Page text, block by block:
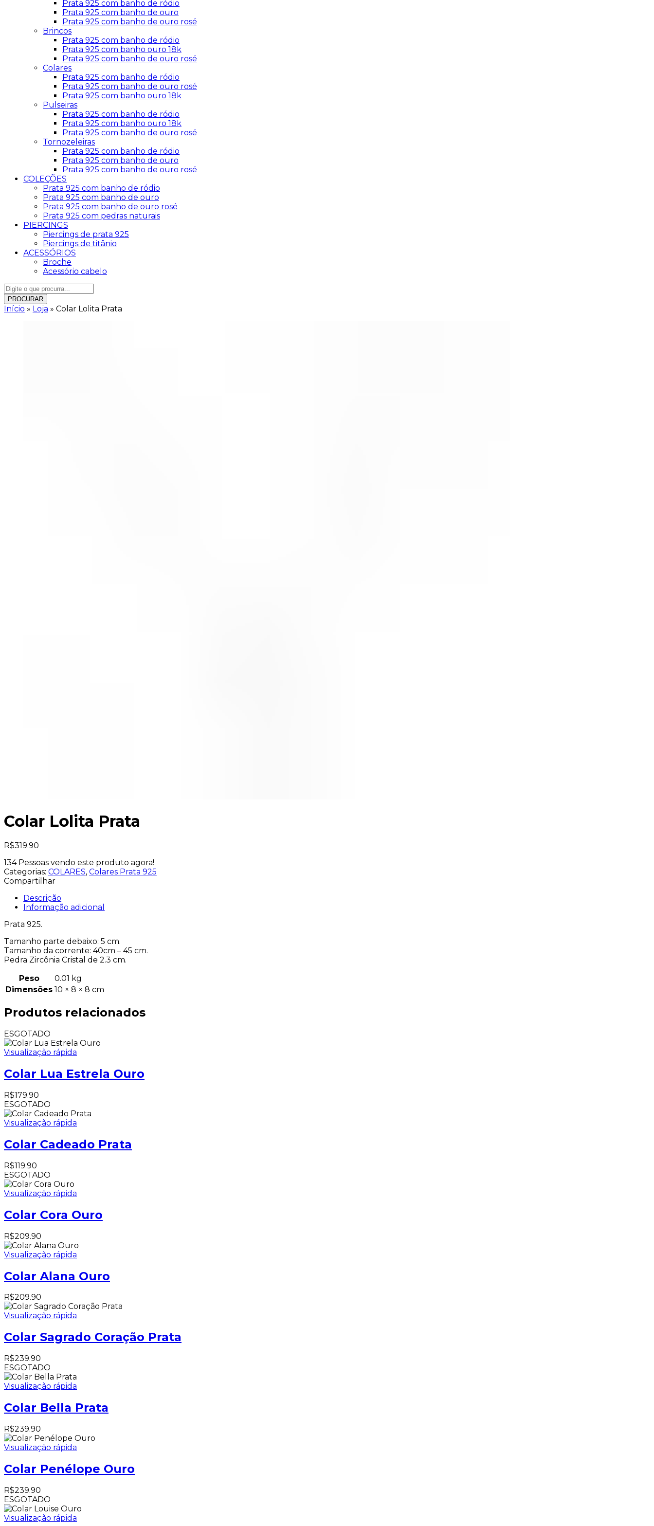
Prata 925 com banho de ródio
Prata 925 com banho de ouro
Prata 925 com banho de ouro rosé
Brincos
Prata 925 com banho de ródio
Prata 925 com banho ouro 18k
Prata 925 com banho de ouro rosé
Colares
Prata 925 com banho de ródio
Prata 925 com banho de ouro rosé
Prata 925 com banho ouro 18k
Pulseiras
Prata 925 com banho de ródio
Prata 925 com banho ouro 18k
Prata 925 com banho de ouro rosé
Tornozeleiras
Prata 925 com banho de ródio
Prata 925 com banho de ouro
Prata 925 com banho de ouro rosé
COLEÇÕES
Prata 925 com banho de ródio
Prata 925 com banho de ouro
Prata 925 com banho de ouro rosé
Prata 925 com pedras naturais
PIERCINGS
Piercings de prata 925
Piercings de titânio
ACESSÓRIOS
Broche
Acessório cabelo
PROCURAR
Início » Loja » Colar Lolita Prata
Colar Lolita Prata
R$319.90
134 Pessoas vendo este produto agora!
Categorias: COLARES, Colares Prata 925
Compartilhar
Descrição
Informação adicional
Prata 925.
Tamanho parte debaixo: 5 cm.
Tamanho da corrente: 40cm – 45 cm.
Pedra Zircônia Cristal de 2.3 cm.
Peso
0.01 kg
Dimensões 10 × 8 × 8 cm
Produtos relacionados
ESGOTADO
Visualização rápida
Colar Lua Estrela Ouro
R$179.90
ESGOTADO
Visualização rápida
Colar Cadeado Prata
R$119.90
ESGOTADO
Visualização rápida
Colar Cora Ouro
R$209.90
Visualização rápida
Colar Alana Ouro
R$209.90
Visualização rápida
Colar Sagrado Coração Prata
R$239.90
ESGOTADO
Visualização rápida
Colar Bella Prata
R$239.90
Visualização rápida
Colar Penélope Ouro
R$239.90
ESGOTADO
Visualização rápida